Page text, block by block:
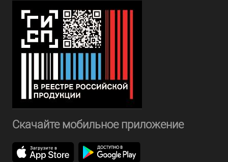
Скачайте мобильное приложение